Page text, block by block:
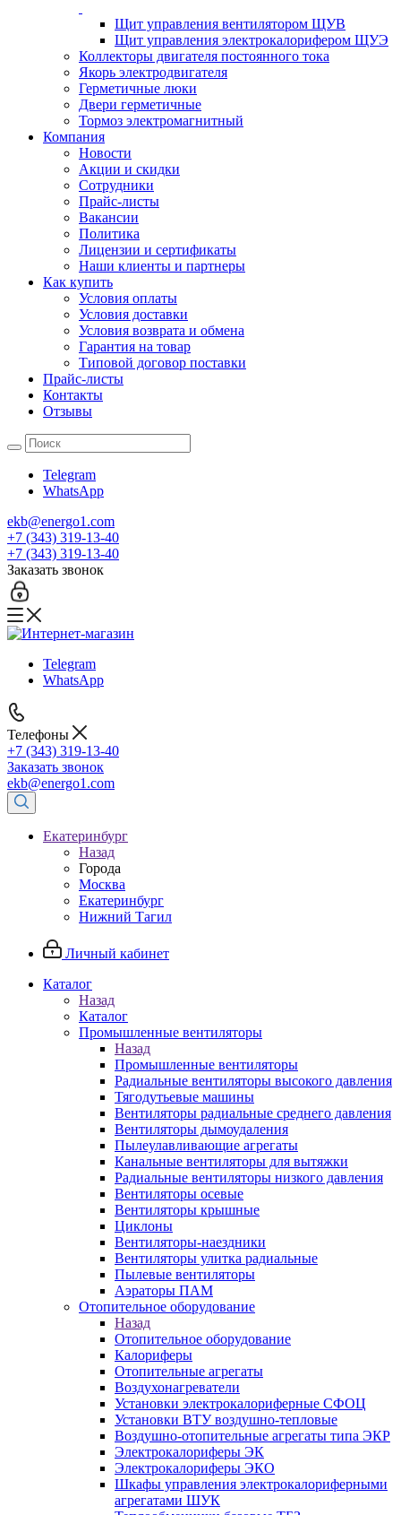
Щит управления вентилятором ЩУВ
Щит управления электрокалорифером ЩУЭ
Коллекторы двигателя постоянного тока
Якорь электродвигателя
Герметичные люки
Двери герметичные
Тормоз электромагнитный
Компания
Новости
Акции и скидки
Сотрудники
Прайс-листы
Вакансии
Политика
Лицензии и сертификаты
Наши клиенты и партнеры
Как купить
Условия оплаты
Условия доставки
Условия возврата и обмена
Гарантия на товар
Типовой договор поставки
Прайс-листы
Контакты
Отзывы
Telegram
WhatsApp
ekb@energo1.com
+7 (343) 319-13-40
+7 (343) 319-13-40
Заказать звонок
Telegram
WhatsApp
Телефоны
+7 (343) 319-13-40
Заказать звонок
ekb@energo1.com
Екатеринбург
Назад
Города
Москва
Екатеринбург
Нижний Тагил
Личный кабинет
Каталог
Назад
Каталог
Промышленные вентиляторы
Назад
Промышленные вентиляторы
Радиальные вентиляторы высокого давления
Тягодутьевые машины
Вентиляторы радиальные среднего давления
Вентиляторы дымоудаления
Пылеулавливающие агрегаты
Канальные вентиляторы для вытяжки
Радиальные вентиляторы низкого давления
Вентиляторы осевые
Вентиляторы крышные
Циклоны
Вентиляторы-наездники
Вентиляторы улитка радиальные
Пылевые вентиляторы
Аэраторы ПАМ
Отопительное оборудование
Назад
Отопительное оборудование
Калориферы
Отопительные агрегаты
Воздухонагреватели
Установки электрокалориферные СФОЦ
Установки ВТУ воздушно-тепловые
Воздушно-отопительные агрегаты типа ЭКР
Электрокалориферы ЭК
Электрокалориферы ЭКО
Шкафы управления электрокалориферными
агрегатами ШУК